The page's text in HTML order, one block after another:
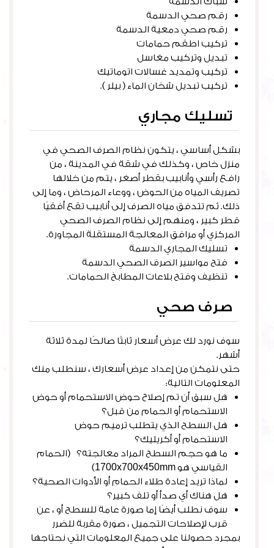
رقم صحي الدسمة
رقم صحي دمعية الدسمة
تركيب اطقم حمامات
تبديل وتركيب مغاسل
تركيب وتمديد غسالات اتوماتيك
تركيب تبديل شخان الماء ( بيلر ).
تسليك مجاري
بشكل أساسي ، يتكون نظام الصرف الصحي في
منزل خاص ، وكذلك في شقة في المدينة ، من
رافع رأسي وأنابيب بقطر أصغر ، يتم من خلالها
تصريف المياه من الحوض ، ووعاء المرحاض ، وما إلى
ذلك. ثم تتدفق مياه الصرف إلى أنابيب تقع أفقيًا
قطر كبير ، ومنهم إلى نظام الصرف الصحي
المركزي أو مرافق المعالجة المستقلة المجاورة.
تسليك المجاري الدسمة
فتح مواسير الصرف الصحي الدسمة
تنظيف وفتح بلاعات المطابخ الحمامات.
صرف صحي
سوف نورد لك عرض أسعار ثابتًا صالحًا لمدة ثلاثة
أشهر.
حتى نتمكن من إعداد عرض أسعارك ، سنطلب منك
المعلومات التالية:
هل سبق أن تم إصلاح حوض الاستحمام أو حوض
الاستحمام أو الحمام من قبل؟
هل السطح الذي يتطلب ترميم حوض
الاستحمام أو أكريليك؟
ما هو حجم السطح المراد معالجته؟ (الحمام
القياسي هو 1700x700x450mm)
لماذا تريد إعادة طلاء الحمام أو الأدوات الصحية؟
هل هناك أي صدأ أو تلف كبير؟
سوف نطلب أيضًا إما صورة عامة للسطح أو ، عن
قرب لإصلاحات التجميل ، صورة مقربة للضرر
بمجرد حصولنا على جميع المعلومات التي نحتاجها